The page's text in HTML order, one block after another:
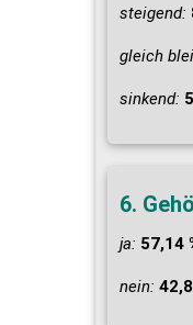
steigend:
gleich
sinkend:
6.
ja: 57,14
nein: